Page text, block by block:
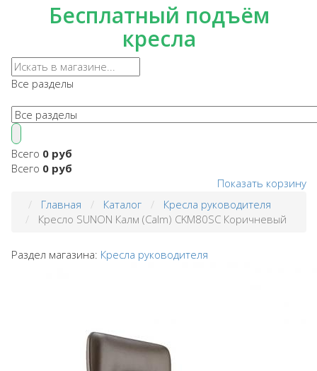
Бесплатный подъём
кресла
Все разделы
Всего 0 руб
Всего 0 руб
Показать корзину
Главная
Каталог
Кресла руководителя
Кресло SUNON Калм (Calm) CKM80SC Коричневый
Раздел магазина: Кресла руководителя